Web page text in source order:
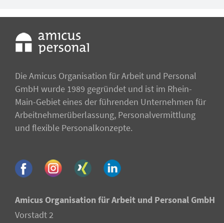
Die Amicus Organisation für Arbeit und Personal
GmbH wurde 1989 gegründet und ist im Rhein-
Main-Gebiet eines der führenden Unternehmen für
Arbeitnehmer­überlassung, Personalvermittlung
und flexible Personalkonzepte.
Amicus Organisation für Arbeit und Personal GmbH
Vorstadt 2